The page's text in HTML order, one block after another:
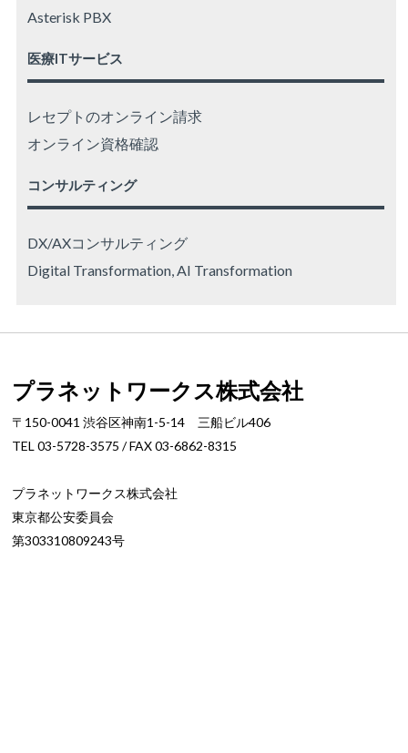
Asterisk PBX
医療ITサービス
レセプトのオンライン請求
オンライン資格確認
コンサルティング
DX/AXコンサルティング
Digital Transformation, AI Transformation
プラネットワークス株式会社
〒150-0041 渋谷区神南1-5-14 三船ビル406
TEL 03-5728-3575 / FAX 03-6862-8315
プラネットワークス株式会社
東京都公安委員会
第303310809243号